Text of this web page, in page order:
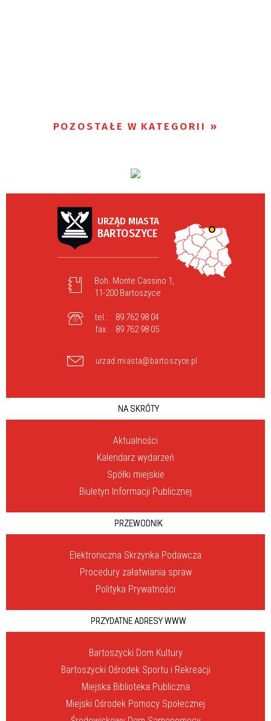
POZOSTAŁE W KATEGORII
URZĄD MIASTA
BARTOSZYCE
Boh. Monte Cassino 1,
11-200 Bartoszyce
tel.:
89 762 98 04
fax:
89 762 98 05
urzad.miasta@bartoszyce.pl
NA SKRÓTY
Aktualności
Kalendarz wydarzeń
Spółki miejskie
Biuletyn Informacji Publicznej
PRZEWODNIK
Elektroniczna Skrzynka Podawcza
Procedury załatwiania spraw
Polityka Prywatności
PRZYDATNE ADRESY WWW
Bartoszycki Dom Kultury
Bartoszycki Ośrodek Sportu i Rekreacji
Miejska Biblioteka Publiczna
Miejski Ośrodek Pomocy Społecznej